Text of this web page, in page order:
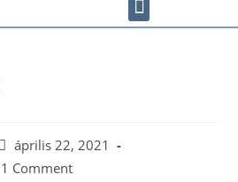
április 22, 2021
1 Comment